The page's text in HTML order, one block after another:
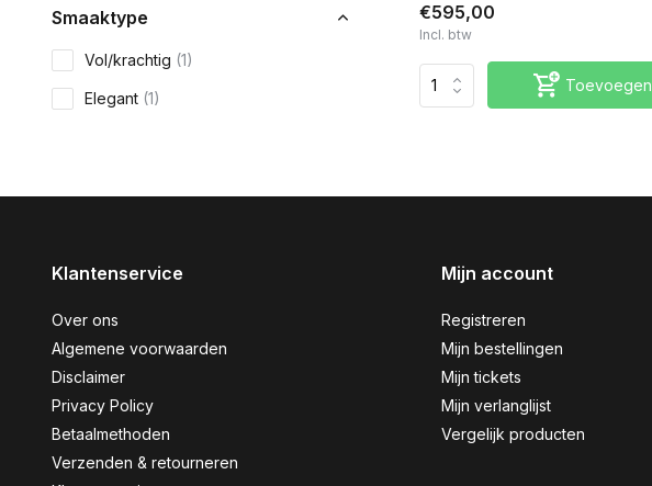
Smaaktype
Vol/krachtig (1)
Elegant (1)
€595,00
Incl. btw
Toevoegen
Klantenservice
Over ons
Algemene voorwaarden
Disclaimer
Privacy Policy
Betaalmethoden
Verzenden & retourneren
Mijn account
Registreren
Mijn bestellingen
Mijn tickets
Mijn verlanglijst
Vergelijk producten